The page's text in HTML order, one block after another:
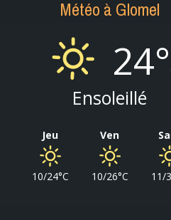
Météo à Glomel
24°
Ensoleillé
Jeu
10/24°C
Ven
10/26°C 11/